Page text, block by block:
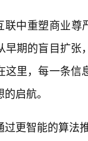
联中重塑商业
期的盲目扩张
这里，每一条
启航。
更智能的算法